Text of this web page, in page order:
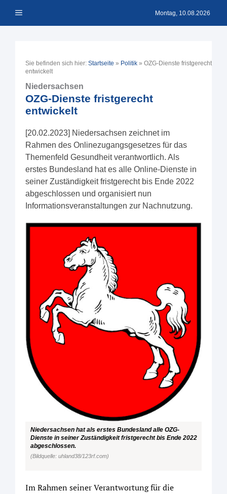
Inhalt Menü Montag, 10.08.2026
Sie befinden sich hier: Startseite » Politik » OZG-Dienste fristgerecht
entwickelt
Niedersachsen
OZG-Dienste fristgerecht
entwickelt
[20.02.2023] Niedersachsen zeichnet im
Rahmen des Onlinezugangsgesetzes für das
Themenfeld Gesundheit verantwortlich. Als
erstes Bundesland hat es alle Online-Dienste in
seiner Zuständigkeit fristgerecht bis Ende 2022
abgeschlossen und organisiert nun
Informationsveranstaltungen zur Nachnutzung.
Niedersachsen hat als erstes Bundesland alle OZG-
Dienste in seiner Zuständigkeit fristgerecht bis Ende 2022
abgeschlossen.
(Bildquelle: uhland38/123rf.com)
Im Rahmen seiner Verantwortung für die